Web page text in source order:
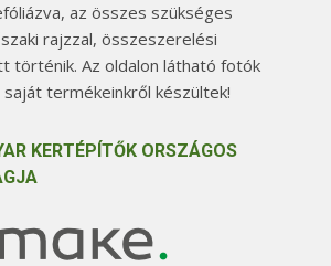
az összes szükséges
rajzzal, összeszerelési
történik. Az oldalon látható fotók
termékeinkről készültek!
KERTÉPÍTŐK ORSZÁGOS